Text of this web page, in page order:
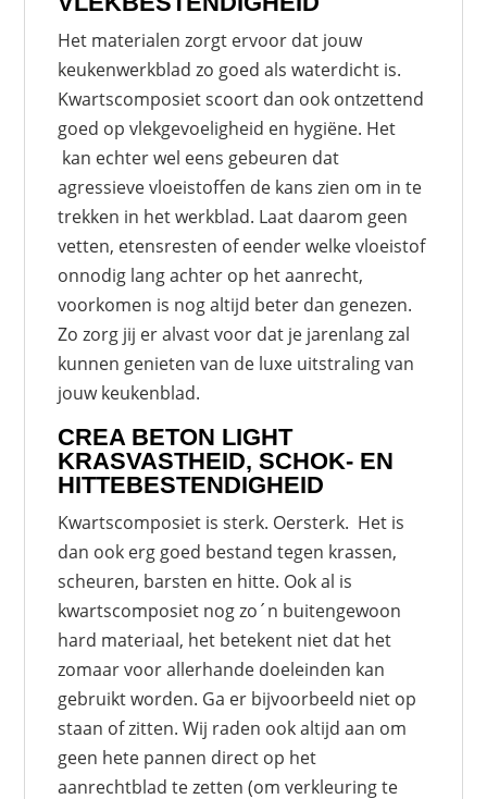
Het materialen zorgt ervoor dat jouw
keukenwerkblad zo goed als waterdicht is.
Kwartscomposiet scoort dan ook ontzettend
goed op vlekgevoeligheid en hygiëne. Het
kan echter wel eens gebeuren dat
agressieve vloeistoffen de kans zien om in te
trekken in het werkblad. Laat daarom geen
vetten, etensresten of eender welke vloeistof
onnodig lang achter op het aanrecht,
voorkomen is nog altijd beter dan genezen.
Zo zorg jij er alvast voor dat je jarenlang zal
kunnen genieten van de luxe uitstraling van
jouw keukenblad.
CREA BETON LIGHT
KRASVASTHEID, SCHOK- EN
HITTEBESTENDIGHEID
Kwartscomposiet is sterk. Oersterk. Het is
dan ook erg goed bestand tegen krassen,
scheuren, barsten en hitte. Ook al is
kwartscomposiet nog zo´n buitengewoon
hard materiaal, het betekent niet dat het
zomaar voor allerhande doeleinden kan
gebruikt worden. Ga er bijvoorbeeld niet op
staan of zitten. Wij raden ook altijd aan om
geen hete pannen direct op het
aanrechtblad te zetten (om verkleuring te